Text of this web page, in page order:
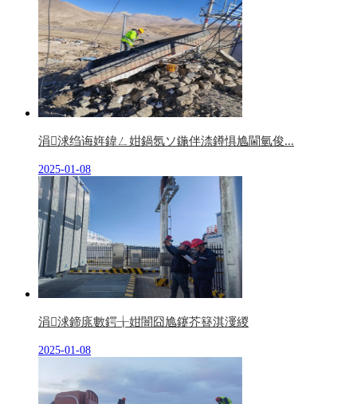
涓浗绉诲姩鍏ㄥ姏鍋氬ソ鍦伴渿鐏惧尯閫氫俊...
2025-01-08
涓浗鍗庣數鍔╁姏闇囧尯鑳芥簮淇濅緵
2025-01-08